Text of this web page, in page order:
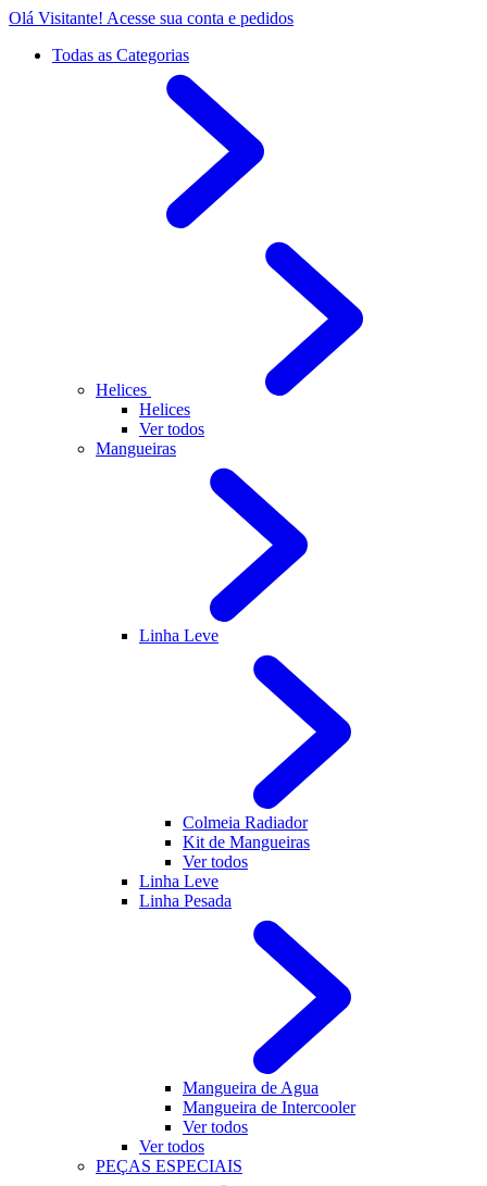
Olá Visitante! Acesse sua conta e pedidos
Todas as Categorias
Helices
Helices
Ver todos
Mangueiras
Linha Leve
Colmeia Radiador
Kit de Mangueiras
Ver todos
Linha Leve
Linha Pesada
Mangueira de Agua
Mangueira de Intercooler
Ver todos
Ver todos
PEÇAS ESPECIAIS